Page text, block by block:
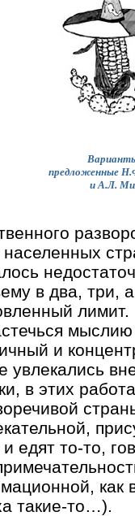
предложенные
и А.Л.
в два, три,
и
увлекались
в этих
едят то-то,
как
такие-то…).